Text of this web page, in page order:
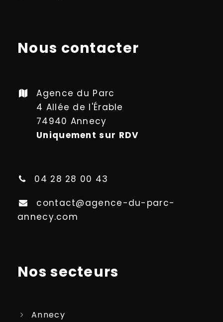
Nous contacter
Agence du Parc
4 Allée de l'Érable
74940 Annecy
Uniquement sur RDV
04 28 28 00 43
contact@agence-du-parc-
annecy.com
Nos secteurs
Annecy